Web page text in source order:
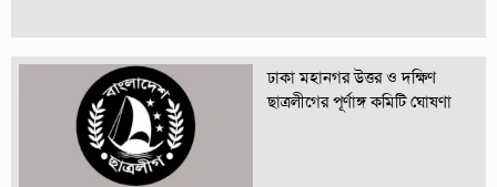
ঢাকা মহানগর উত্তর ও দক্ষিণ
ছাত্রলীগের পূর্ণাঙ্গ কমিটি ঘোষণা